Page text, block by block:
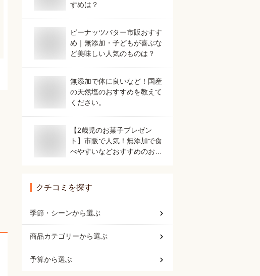
すめは？
ピーナッツバター市販おすす
め｜無添加・子どもが喜ぶな
ど美味しい人気のものは？
無添加で体に良いなど！国産
の天然塩のおすすめを教えて
ください。
【2歳児のお菓子プレゼン
ト】市販で人気！無添加で食
べやすいなどおすすめのおや
クチコミを探す
季節・シーンから選ぶ
商品カテゴリーから選ぶ
予算から選ぶ